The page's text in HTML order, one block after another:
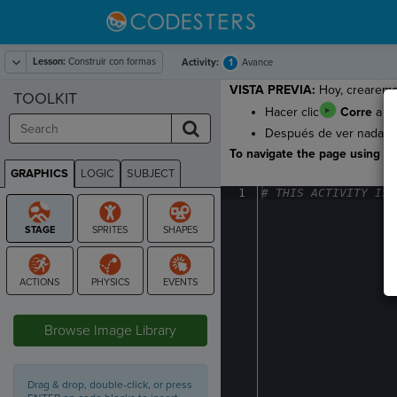
Lesson: Construir con formas Activity: 1 Avance
VISTA PREVIA: Hoy,
Hacer clic
Correa
Después de ver nadar
To navigate the page using
1 #· THIS ·ACTIVITY· IS
TOOLKIT
GRAPHICS LOGIC SUBJECT
GRAPHICS
Browse Image Library
Drag & drop, double-click, or press